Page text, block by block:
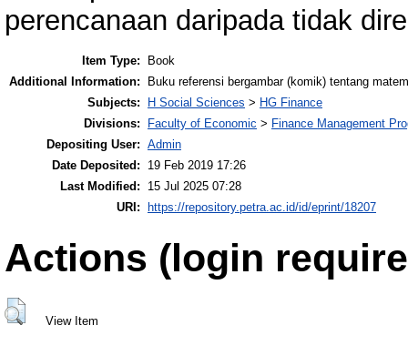
perencanaan daripada tidak
Item Type:
Book
Additional Information:
Buku referensi bergambar (komik) tentang
Subjects:
H Social Sciences > HG Finance
Divisions:
Faculty of Economic > Finance Management
Depositing User: Admin
Date Deposited:
19 Feb 2019 17:26
Last Modified:
15 Jul 2025 07:28
URI:
https://repository.petra.ac.id/id/eprint/18207
Actions (login
View Item